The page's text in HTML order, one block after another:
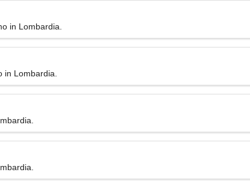
in Lombardia.
in Lombardia.